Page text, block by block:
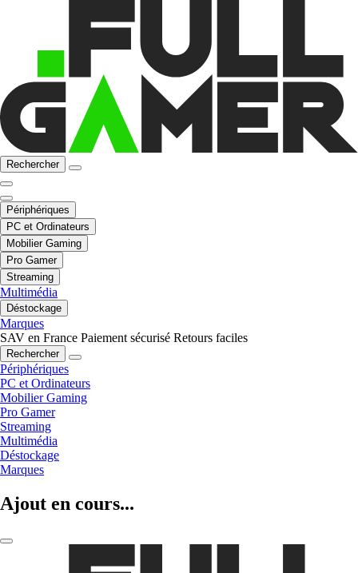
Rechercher
Périphériques
PC et Ordinateurs
Mobilier Gaming
Pro Gamer
Streaming
Multimédia
Déstockage
Marques
SAV en France Paiement sécurisé Retours faciles
Rechercher
Périphériques
PC et Ordinateurs
Mobilier Gaming
Pro Gamer
Streaming
Multimédia
Déstockage
Marques
Ajout en cours...